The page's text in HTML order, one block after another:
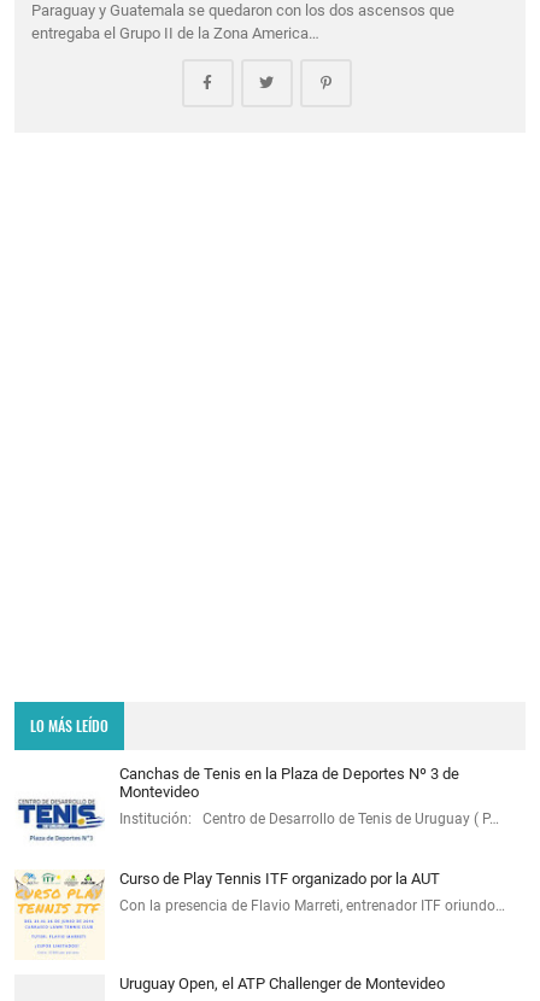
Paraguay y Guatemala se quedaron con los dos ascensos que
entregaba el Grupo II de la Zona America…
LO MÁS LEÍDO
Canchas de Tenis en la Plaza de Deportes Nº 3 de
Montevideo
Institución: Centro de Desarrollo de Tenis de Uruguay ( P…
Curso de Play Tennis ITF organizado por la AUT
Con la presencia de Flavio Marreti, entrenador ITF oriundo…
Uruguay Open, el ATP Challenger de Montevideo